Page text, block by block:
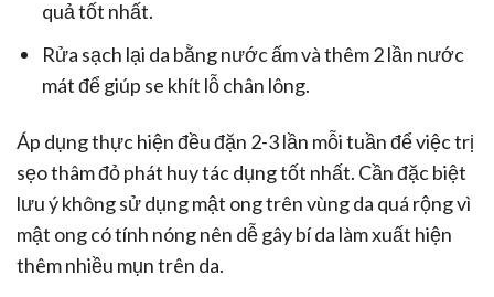
quả tốt nhất.
Rửa sạch lại da bằng nước ấm và thêm 2 lần nước
mát để giúp se khít lỗ chân lông.
Áp dụng thực hiện đều đặn 2-3 lần mỗi tuần để việc trị
sẹo thâm đỏ phát huy tác dụng tốt nhất. Cần đặc biệt
lưu ý không sử dụng mật ong trên vùng da quá rộng vì
mật ong có tính nóng nên dễ gây bí da làm xuất hiện
thêm nhiều mụn trên da.